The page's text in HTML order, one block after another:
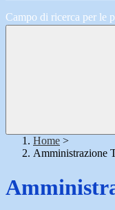
Campo di ricerca per le
Home >
Amministrazione